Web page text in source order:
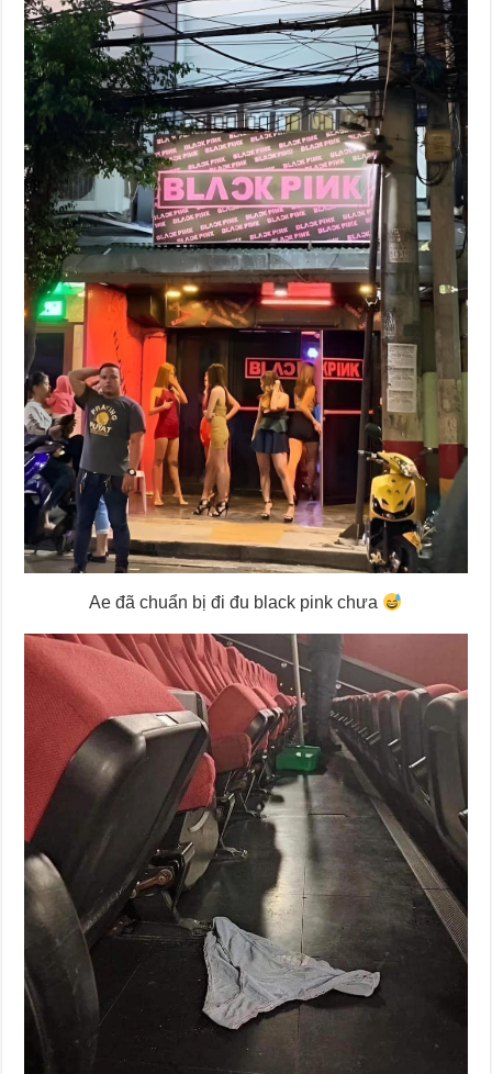
Ae đã chuẩn bị đi đu black pink chưa